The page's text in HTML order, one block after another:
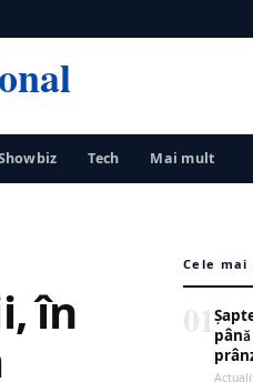
Tech Mai mult
în
Cele